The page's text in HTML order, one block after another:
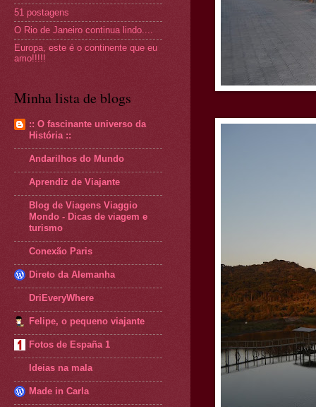
51 postagens
O Rio de Janeiro continua lindo....
Europa, este é o continente que eu
amo!!!!!
Minha lista de blogs
:: O fascinante universo da
História ::
Andarilhos do Mundo
Aprendiz de Viajante
Blog de Viagens Viaggio
Mondo - Dicas de viagem e
turismo
Conexão Paris
Direto da Alemanha
DriEveryWhere
Felipe, o pequeno viajante
Fotos de España 1
Ideias na mala
Made in Carla